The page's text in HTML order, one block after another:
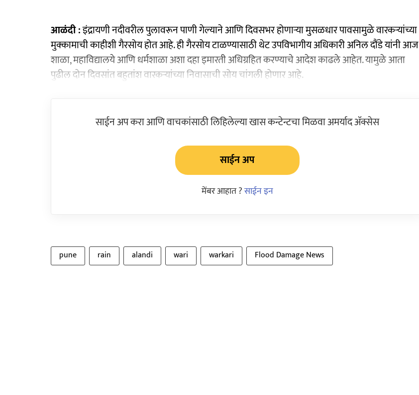
आळंदी :इंद्रायणी नदीवरील पुलावरून पाणी गेल्याने आणि दिवसभर होणाऱ्या मुसळधार पावसामुळे वारकऱ्यांच्या
मुक्कामाची काहीशी गैरसोय होत आहे. ही गैरसोय टाळण्यासाठी थेट उपविभागीय अधिकारी अनिल दौंडे यांनी आज
शाळा, महाविद्यालये आणि धर्मशाळा अशा दहा इमारती अधिग्रहित करण्याचे आदेश काढले आहेत. यामुळे आता
पुढील दोन दिवसांत बहुतांश वारकऱ्यांच्या निवासाची सोय चांगली होणार आहे.
साईन अप करा आणि वाचकांसाठी लिहिलेल्या खास कन्टेन्टचा मिळवा अमर्याद ॲक्सेस
साईन अप
मेंबर आहात ?साईन इन
pune rain alandi wari warkari Flood Damage News